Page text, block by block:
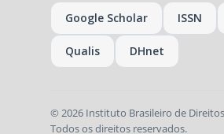
Google Scholar ISSN
Qualis DHnet
© 2026 Instituto Brasileiro de
Todos os direitos reservados.